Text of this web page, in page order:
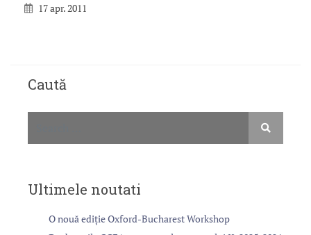
17 apr. 2011
Caută
Ultimele noutati
O nouă ediție Oxford-Bucharest Workshop